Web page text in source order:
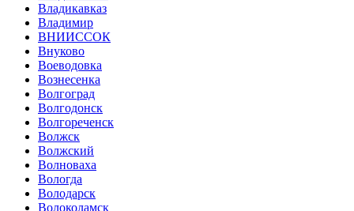
Владикавказ
Владимир
ВНИИССОК
Внуково
Воеводовка
Вознесенка
Волгоград
Волгодонск
Волгореченск
Волжск
Волжский
Волноваха
Вологда
Володарск
Волоколамск